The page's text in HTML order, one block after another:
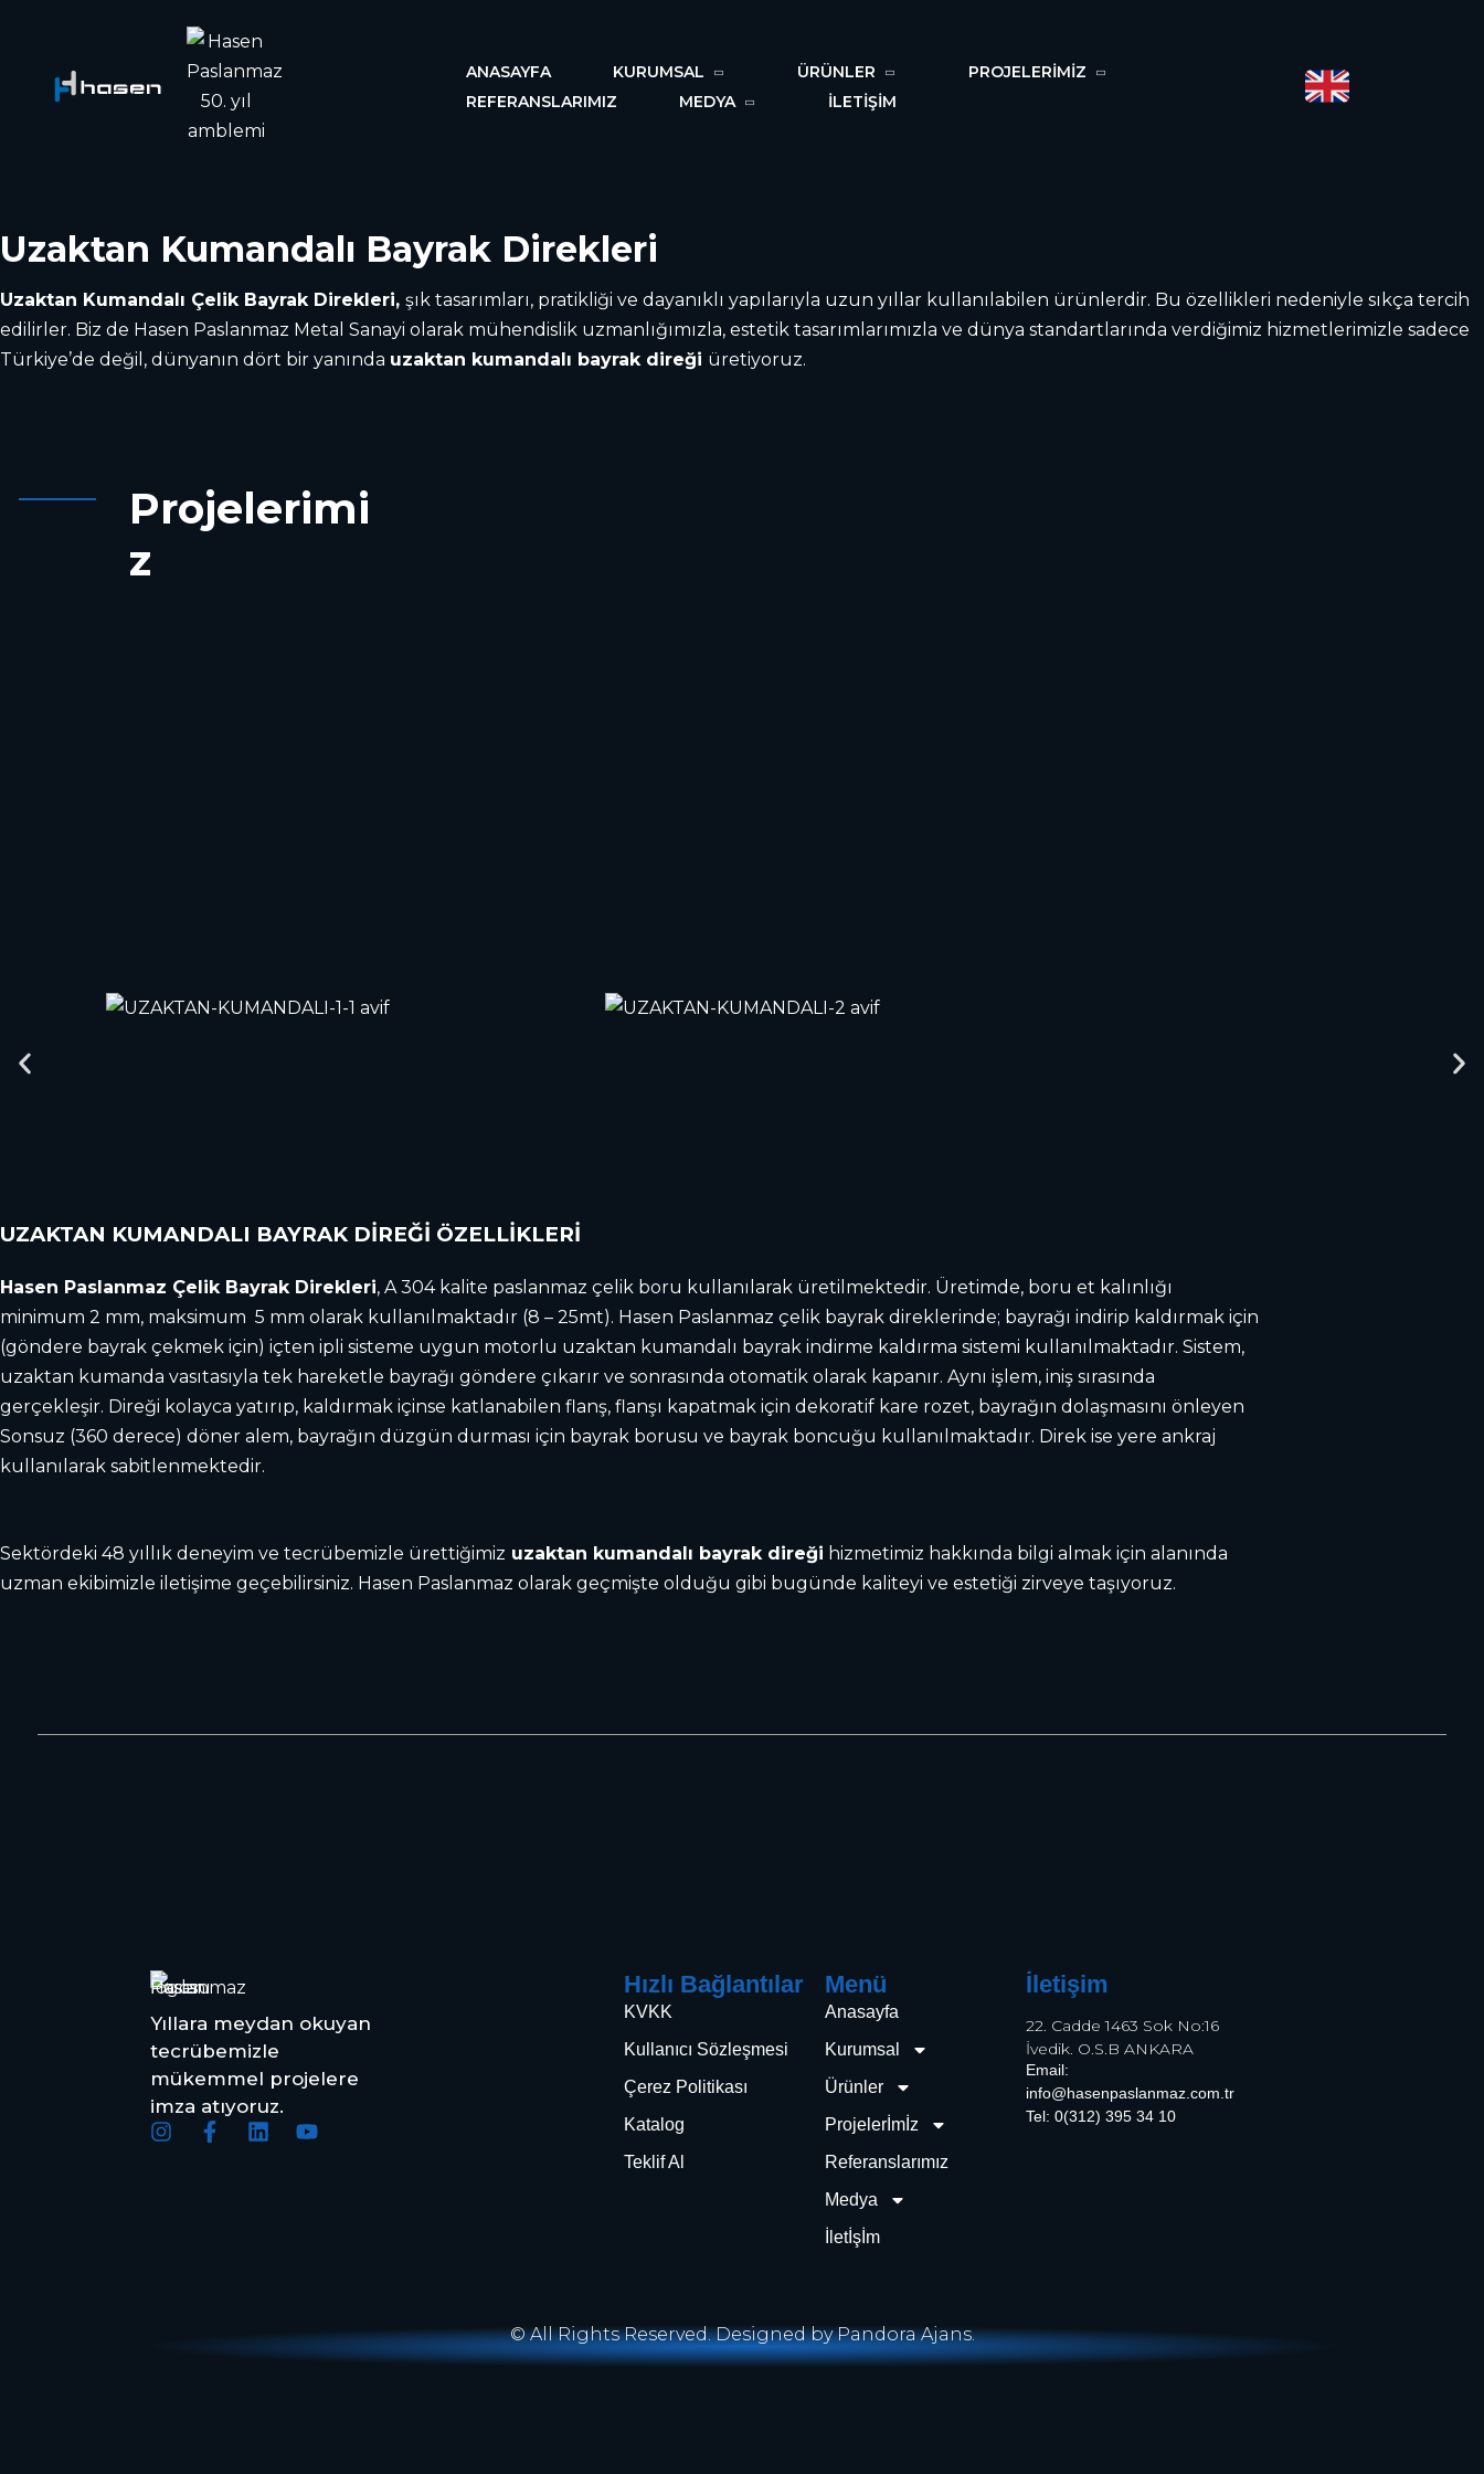
ANASAYFA KURUMSAL ÜRÜNLER
PROJELERİMİZ
REFERANSLARIMIZ
MEDYA İLETİŞİM
Uzaktan Kumandalı Bayrak Direkleri
Uzaktan Kumandalı Çelik Bayrak Direkleri, şık tasarımları, pratikliği ve dayanıklı yapılarıyla uzun yıllar kullanılabilen ürünlerdir. Bu özellikleri nedeniyle sıkça tercih
edilirler. Biz de Hasen Paslanmaz Metal Sanayi olarak mühendislik uzmanlığımızla, estetik tasarımlarımızla ve dünya standartlarında verdiğimiz hizmetlerimizle sadece
Türkiye’de değil, dünyanın dört bir yanında uzaktan kumandalı bayrak direği üretiyoruz.
Projelerimi
z
UZAKTAN KUMANDALI BAYRAK DİREĞİ ÖZELLİKLERİ
Hasen Paslanmaz Çelik Bayrak Direkleri, A 304 kalite paslanmaz çelik boru kullanılarak üretilmektedir. Üretimde, boru et kalınlığı
minimum 2 mm, maksimum 5 mm olarak kullanılmaktadır (8 – 25mt). Hasen Paslanmaz çelik bayrak direklerinde; bayrağı indirip kaldırmak için
(göndere bayrak çekmek için) içten ipli sisteme uygun motorlu uzaktan kumandalı bayrak indirme kaldırma sistemi kullanılmaktadır. Sistem,
uzaktan kumanda vasıtasıyla tek hareketle bayrağı göndere çıkarır ve sonrasında otomatik olarak kapanır. Aynı işlem, iniş sırasında
gerçekleşir. Direği kolayca yatırıp, kaldırmak içinse katlanabilen flanş, flanşı kapatmak için dekoratif kare rozet, bayrağın dolaşmasını önleyen
Sonsuz (360 derece) döner alem, bayrağın düzgün durması için bayrak borusu ve bayrak boncuğu kullanılmaktadır. Direk ise yere ankraj
kullanılarak sabitlenmektedir.
Sektördeki 48 yıllık deneyim ve tecrübemizle ürettiğimiz uzaktan kumandalı bayrak direği hizmetimiz hakkında bilgi almak için alanında
uzman ekibimizle iletişime geçebilirsiniz. Hasen Paslanmaz olarak geçmişte olduğu gibi bugünde kaliteyi ve estetiği zirveye taşıyoruz.
Yıllara meydan okuyan
tecrübemizle
mükemmel projelere
imza atıyoruz.
Hızlı Bağlantılar
KVKK
Kullanıcı Sözleşmesi
Çerez Politikası
Katalog
Teklif Al
Menü
Anasayfa
Kurumsal
Ürünler
Projelerİmİz
Referanslarımız
Medya
İletİşİm
İletişim
22. Cadde 1463 Sok No:16
İvedik. O.S.B ANKARA
Email:
info@hasenpaslanmaz.com.tr
Tel: 0(312) 395 34 10
© All Rights Reserved. Designed by Pandora Ajans.